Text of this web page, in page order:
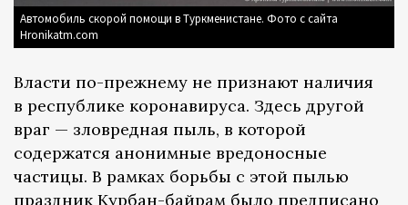
Автомобиль скорой помощи в Туркменистане. Фото с сайта
Hronikatm.com
Власти по-прежнему не признают наличия
в республике коронавируса. Здесь другой
враг — зловредная пыль, в которой
содержатся анонимные вредоносные
частицы. В рамках борьбы с этой пылью
праздник Курбан-байрам было предписано